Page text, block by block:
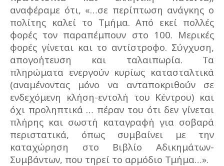
αναφέραμε ότι, «…σε περίπτωση ανάγκης ο
πολίτης καλεί το Τμήμα. Από εκεί πολλές
φορές τον παραπέμπουν στο 100. Μερικές
φορές γίνεται και το αντίστροφο. Σύγχυση,
απογοήτευση και ταλαιπωρία. Τα
πληρώματα ενεργούν κυρίως κατασταλτικά
(αναμένοντας μόνο να ανταποκριθούν σε
ενδεχόμενη κλήση-εντολή του Κέντρου) και
όχι προληπτικά … πέραν του ότι δεν γίνεται
πλήρης και σωστή καταγραφή για σοβαρά
περιστατικά, όπως συμβαίνει με την
καταχώρηση στο Βιβλίο Αδικημάτων-
Συμβάντων, που τηρεί το αρμόδιο Τμήμα…».